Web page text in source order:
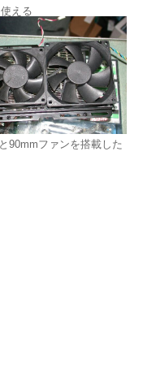
える
90mmファンを搭載した